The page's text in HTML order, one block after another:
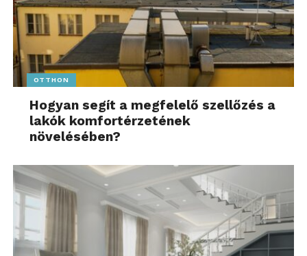
OTTHON
Hogyan segít a megfelelő szellőzés a
lakók komfortérzetének
növelésében?